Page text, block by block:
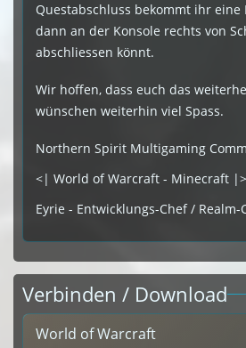
Questabschluss bekommt ihr eine
dann an der Konsole rechts von
abschliessen könnt.
Wir hoffen, dass euch das
wünschen weiterhin viel Spass.
Northern Spirit Multigaming
<| World of Warcraft - Minecraft |>
Eyrie - Entwicklungs-Chef / Realm-
Verbinden / Download
World of Warcraft